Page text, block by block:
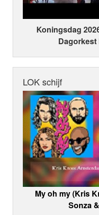
Koningsdag
LOK schijf
My oh my (Kris
Sonza